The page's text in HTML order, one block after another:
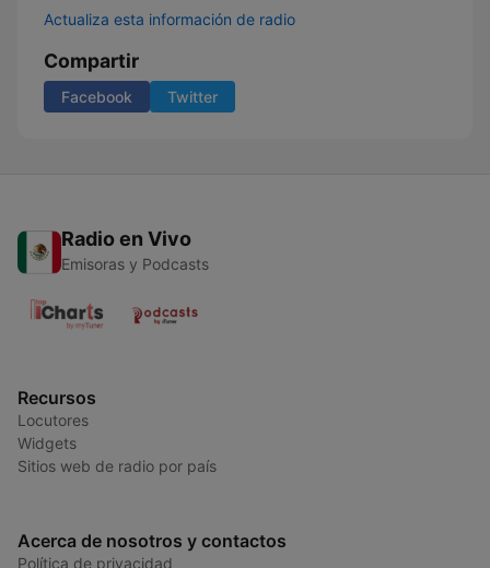
Actualiza esta información de radio
Compartir
Facebook Twitter
Radio en Vivo
Emisoras y Podcasts
Recursos
Locutores
Widgets
Sitios web de radio por país
Acerca de nosotros y contactos
Política de privacidad